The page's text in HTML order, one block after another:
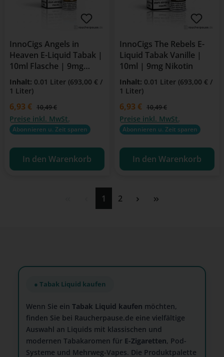
InnoCigs Angels in
Heaven E-Liquid Tabak |
10ml Flasche | 9mg
Nikotin
Inhalt: 0.01 Liter (693,00 € /
1 Liter)
Verkaufspreis:
6,93 € Regulärer Preis:
10,49 €
Preise inkl. MwSt.
Abonnieren u. Zeit sparen
In den Warenkorb
InnoCigs The Rebels E-
Liquid Tabak Vanille |
10ml | 9mg Nikotin
Inhalt: 0.01 Liter (693,00 € /
1 Liter)
Verkaufspreis:
6,93 € Regulärer Preis:
10,49 €
Preise inkl. MwSt.
Abonnieren u. Zeit sparen
In den Warenkorb
Seite
1 Seite
2
● Tabak Liquid kaufen
Wenn Sie ein Tabak Liquid kaufen möchten,
finden Sie bei Raucherpause.de eine vielfältige
Auswahl an Liquids mit klassischen und
modernen Tabakaromen für E-Zigaretten, Pod-
Systeme und Mehrweg-Vapes. Die Produktpalette